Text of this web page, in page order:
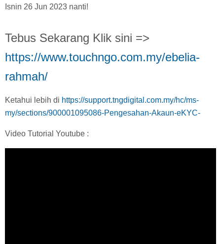
Isnin 26 Jun 2023 nanti!
Tebus Sekarang Klik sini =>
https://www.touchngo.com.my/ebelia-
rahmah/
Ketahui lebih di https://support.tngdigital.com.my/hc/ms-
my/sections/900001095086-Pengesahan-Akaun-eKYC-
Video Tutorial Youtube :